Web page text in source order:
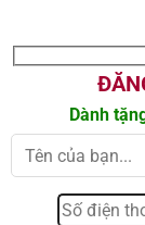
Dành